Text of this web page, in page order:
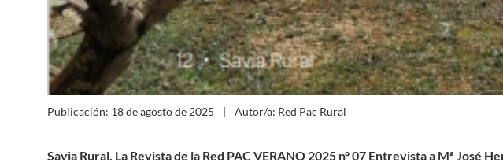
Publicación: 18 de agosto de 2025 Autor/a: Red Pac Rural
Savia Rural. La Revista de la Red PAC VERANO 2025 nº 07 Entrevista a Mª José